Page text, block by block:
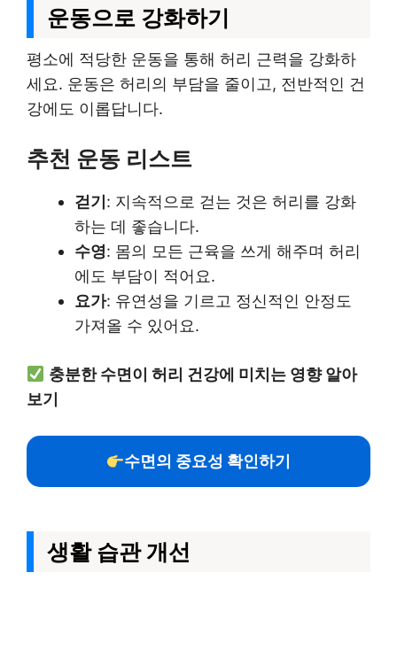
운동으로 강화하기
평소에 적당한 운동을 통해 허리 근력을 강화하
세요. 운동은 허리의 부담을 줄이고, 전반적인 건
강에도 이롭답니다.
추천 운동 리스트
걷기 : 지속적으로 걷는 것은 허리를 강화
하는 데 좋습니다.
수영: 몸의 모든 근육을 쓰게 해주며 허리
에도 부담이 적어요.
요가: 유연성을 기르고 정신적인 안정도
가져올 수 있어요.
충분한 수면이 허리 건강에 미치는 영향 알아
보기
수면의 중요성 확인하기
생활 습관 개선